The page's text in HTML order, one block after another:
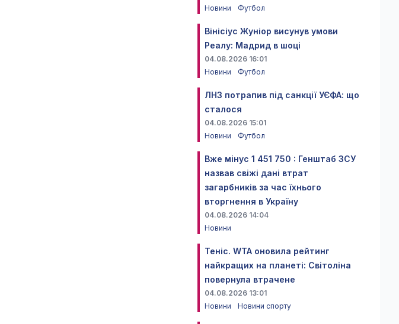
Новини
Футбол
Вінісіус Жуніор висунув умови
Реалу: Мадрид в шоці
04.08.2026 16:01
Новини
Футбол
ЛНЗ потрапив під санкції УЄФА: що
сталося
04.08.2026 15:01
Новини
Футбол
Вже мінус 1 451 750 : Генштаб ЗСУ
назвав свіжі дані втрат
загарбників за час їхнього
вторгнення в Україну
04.08.2026 14:04
Новини
Теніс. WTA оновила рейтинг
найкращих на планеті: Світоліна
повернула втрачене
04.08.2026 13:01
Новини
Новини спорту